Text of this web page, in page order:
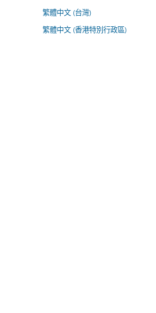
繁體中文 (台灣)
繁體中文 (香港特別行政區)